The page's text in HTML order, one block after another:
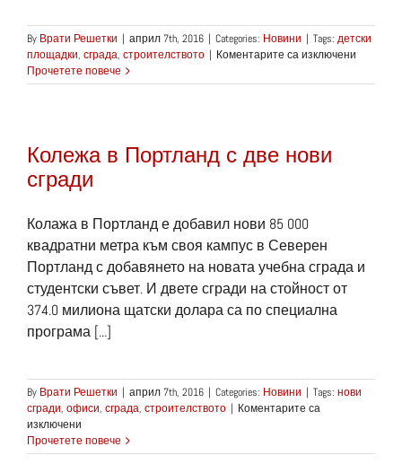
By Врати Решетки | април 7th, 2016 | Categories: Новини | Tags: детски
площадки, сграда, строителството | Коментарите са изключени
протест
Прочетете повече
Колежа в Портланд с две нови
сгради
Колажа в Портланд е добавил нови 85 000
квадратни метра към своя кампус в Северен
Портланд с добавянето на новата учебна сграда и
студентски съвет. И двете сгради на стойност от
374.0 милиона щатски долара са по специална
програма [...]
By Врати Решетки | април 7th, 2016 | Categories: Новини | Tags: нови
сгради, офиси, сграда, строителството | Коментарите са
изключени
Колежа
в
Прочетете повече